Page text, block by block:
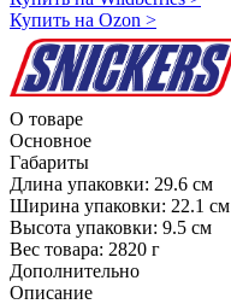
Купить на Ozon >
О товаре
Основное
Габариты
Длина упаковки: 29.6 см
Ширина упаковки: 22.1 см
Высота упаковки: 9.5 см
Вес товара: 2820 г
Дополнительно
Описание